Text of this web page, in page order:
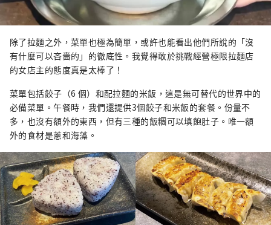
除了拉麵之外，菜單也極為簡單，或許也能看出他們所說的「沒
有什麼可以吝嗇的」的徹底性。我覺得敢於挑戰經營極限拉麵店
的女店主的態度真是太棒了！
菜單包括餃子（6 個）和配拉麵的米飯，這是無可替代的世界中的
必備菜單。午餐時，我們還提供3個餃子和米飯的套餐。份量不
多，也沒有額外的東西，但有三種的飯糰可以填飽肚子。唯一額
外的食材是蔥和海藻。